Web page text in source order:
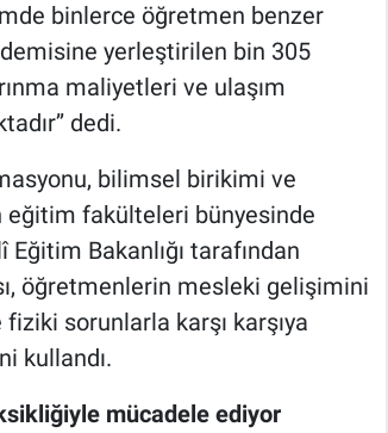
binlerce öğretmen benzer
yerleştirilen bin 305
maliyetleri ve ulaşım
dedi.
bilimsel birikimi ve
fakülteleri bünyesinde
Bakanlığı tarafından
öğretmenlerin mesleki gelişimini
sorunlarla karşı karşıya
kullandı.
mücadele ediyor